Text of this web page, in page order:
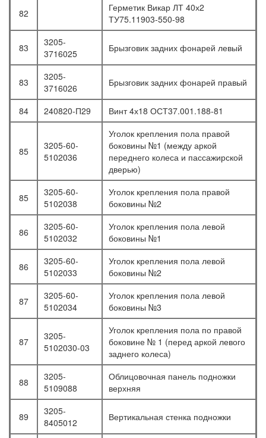
82
Герметик Викар ЛТ 40х2
ТУ75.11903-550-98
83
3205-
3716025
Брызговик задних фонарей левый
83
3205-
3716026
Брызговик задних фонарей правый
84 240820-П29 Винт 4х18 ОСТ37.001.188-81
85
3205-60-
5102036
Уголок крепления пола правой
боковины №1 (между аркой
переднего колеса и пассажирской
дверью)
85
3205-60-
5102038
Уголок крепления пола правой
боковины №2
86
3205-60-
5102032
Уголок крепления пола левой
боковины №1
86
3205-60-
5102033
Уголок крепления пола левой
боковины №2
87
3205-60-
5102034
Уголок крепления пола левой
боковины №3
87
3205-
5102030-03
Уголок крепления пола по правой
боковине № 1 (перед аркой левого
заднего колеса)
88
3205-
5109088
Облицовочная панель подножки
верхняя
89
3205-
8405012
Вертикальная стенка подножки